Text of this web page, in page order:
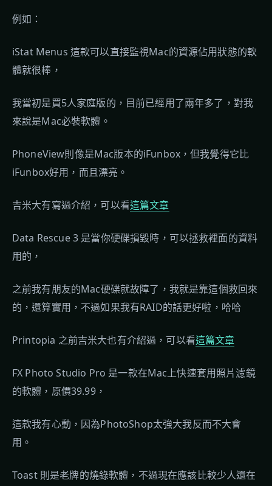
例如：
iStat Menus 這款可以直接監視Mac的資源佔用狀態的軟
體就很棒，
我當初是買5人家庭版的，目前已經用了兩年多了，對我
來說是Mac必裝軟體。
PhoneView則像是Mac版本的iFunbox，但我覺得它比
iFunbox好用，而且漂亮。
吉米大有寫過介紹，可以看這篇文章
Data Rescue 3 是當你硬碟損毀時，可以拯救裡面的資料
用的，
之前我有朋友的Mac硬碟就故障了，我就是靠這個救回來
的，還算實用，不過如果我有RAID的話更好啦，哈哈
Printopia 之前吉米大也有介紹過，可以看這篇文章
FX Photo Studio Pro 是一款在Mac上快速套用照片濾鏡
的軟體，原價39.99，
這款我有心動，因為PhotoShop太強大我反而不大會
用。
Toast 則是老牌的燒錄軟體，不過現在應該比較少人還在